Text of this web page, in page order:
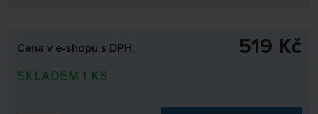
Cena v e-shopu s DPH: 519 Kč
SKLADEM 1 KS